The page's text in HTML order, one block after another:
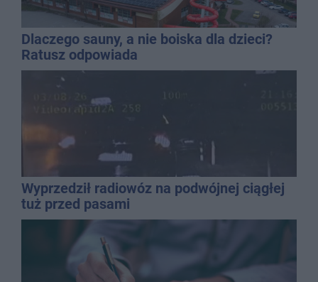
Dlaczego sauny, a nie boiska dla dzieci?
Ratusz odpowiada
Wyprzedził radiowóz na podwójnej ciągłej
tuż przed pasami